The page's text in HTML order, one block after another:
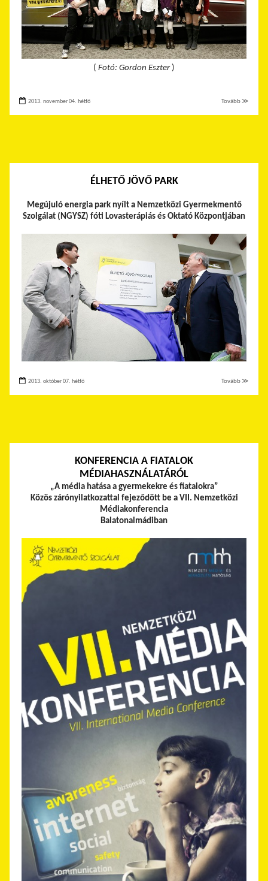
( Fotó: Gordon Eszter )
2013. november 04. hétfő Tovább ≫
ÉLHETŐ JÖVŐ PARK
Megújuló energia park nyílt a Nemzetközi Gyermekmentő
Szolgálat (NGYSZ) fóti Lovasterápiás és Oktató Központjában
2013. október 07. hétfő Tovább ≫
KONFERENCIA A FIATALOK
MÉDIAHASZNÁLATÁRÓL
„A média hatása a gyermekekre és fiatalokra”
Közös zárónyilatkozattal fejeződött be a VII. Nemzetközi
Médiakonferencia
Balatonalmádiban